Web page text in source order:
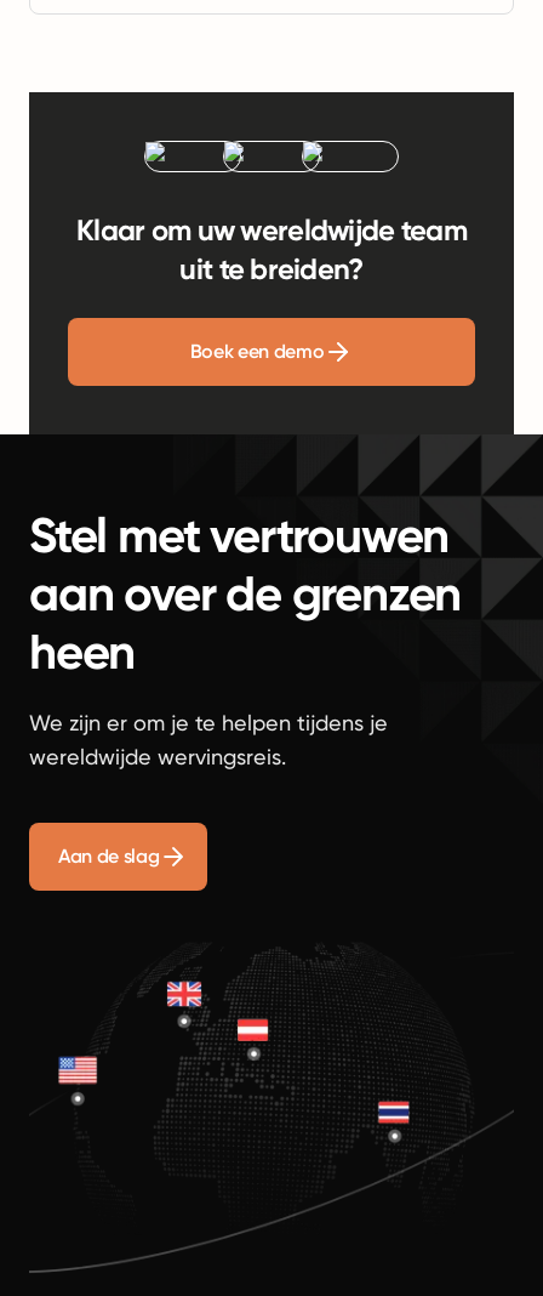
Klaar om uw wereldwijde team
uit te breiden?
Boek een demo
Stel met vertrouwen
aan over de grenzen
heen
We zijn er om je te helpen tijdens je
wereldwijde wervingsreis.
Aan de slag